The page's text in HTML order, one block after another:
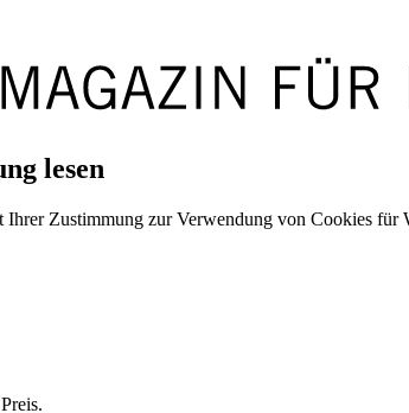
lesen
Zustimmung zur Verwendung von Cookies für